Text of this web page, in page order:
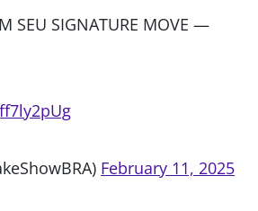
SEU SIGNATURE MOVE —
February 11, 2025